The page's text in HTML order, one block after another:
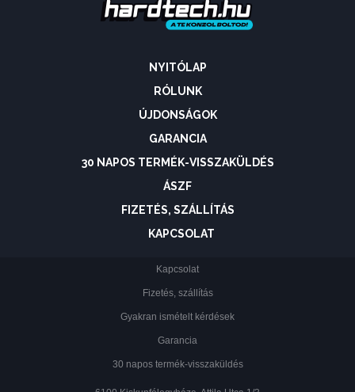
NYITÓLAP
RÓLUNK
ÚJDONSÁGOK
GARANCIA
30 NAPOS TERMÉK-VISSZAKÜLDÉS
ÁSZF
FIZETÉS, SZÁLLÍTÁS
KAPCSOLAT
Kapcsolat
Fizetés, szállítás
Gyakran ismételt kérdések
Garancia
30 napos termék-visszaküldés